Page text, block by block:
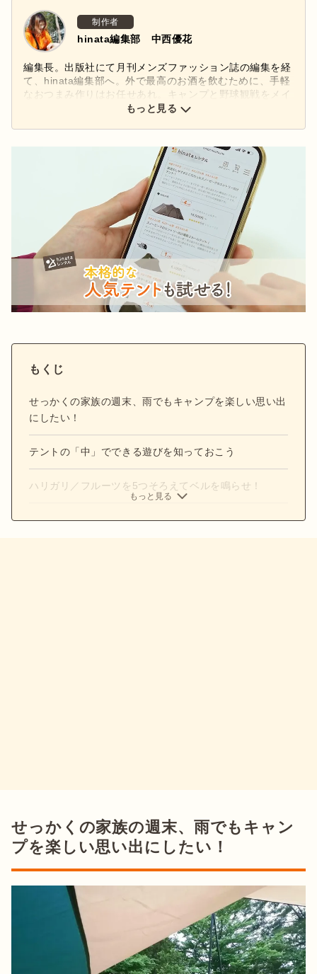
制作者
hinata編集部 中西優花
編集長。出版社にて月刊メンズファッション誌の編集を経
て、hinata編集部へ。外で最高のお酒を飲むために、手軽
なおつまみ作りはお任せあれ。キャンプと野球観戦をメイ
ンに、好きなものは広く深く。アウトドア以外にファッシ
もっと見る
もくじ
せっかくの家族の週末、雨でもキャンプを楽しい思い出
にしたい！
テントの「中」でできる遊びを知っておこう
ハリガリ／フルーツを5つそろえてベルを鳴らせ！
もっと見る
せっかくの家族の週末、雨でもキャン
プを楽しい思い出にしたい！